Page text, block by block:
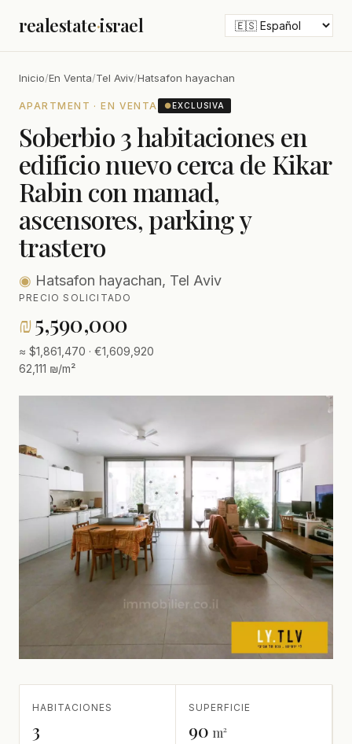
realestate·israel
Inicio/En Venta/Tel Aviv/Hatsafon hayachan
APARTMENT · EN VENTA ●EXCLUSIVA
Soberbio 3 habitaciones en
edificio nuevo cerca de Kikar
Rabin con mamad,
ascensores, parking y
trastero
◉ Hatsafon hayachan, Tel Aviv
PRECIO SOLICITADO
₪5,590,000
≈ $1,861,470 · €1,609,920
62,111 ₪/m²
HABITACIONES
3
SUPERFICIE
90 m²